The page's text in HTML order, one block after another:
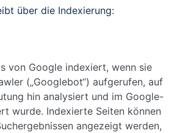
über die Indexierung:
von Google indexiert, wenn sie
(„Googlebot“) aufgerufen, auf
hin analysiert und im Google-
wurde. Indexierte Seiten können
angezeigt werden,